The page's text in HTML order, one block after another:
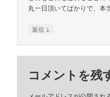
丸一日頂いてばかりで、本
返信 ↓
コメントを残